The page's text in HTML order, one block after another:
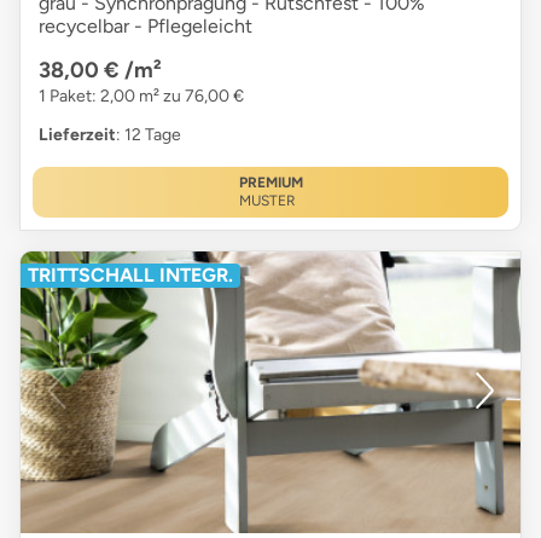
recycelbar - Pflegeleicht
38,00 € /m²
1 Paket: 2,00 m² zu 76,00 €
Lieferzeit: 12 Tage
PREMIUM
MUSTER
TRITTSCHALL INTEGR.